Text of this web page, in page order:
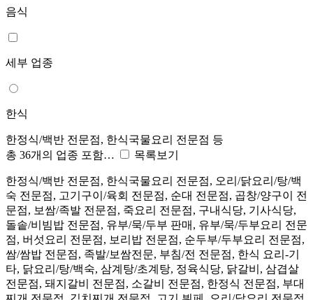
음식
세부 업종
한식
한정식/백반 전문점, 한식국물요리 전문점 등
총 36개의 업종 포함…
목록보기
한정식/백반 전문점, 한식국물요리 전문점, 오리/닭요리/탕/백
숙 전문점, 고기구이/육회 전문점, 순대 전문점, 곱창/양구이 전
문점, 보쌈/족발 전문점, 죽요리 전문점, 구내식당, 기사식당,
돌솥/비빔밥 전문점, 유부/묵/두부 판매, 유부/묵/두부요리 전문
점, 버섯요리 전문점, 보리밥 전문점, 순두부/두부요리 전문점,
쌈/쌈밥 전문점, 족발/보쌈전문, 부침/전 전문점, 한식 요리-기
타, 닭요리/탕/백숙, 삼계탕/초계탕, 정육식당, 닭갈비, 삼겹살
전문점, 돼지갈비 전문점, 소갈비 전문점, 한정식 전문점, 부대